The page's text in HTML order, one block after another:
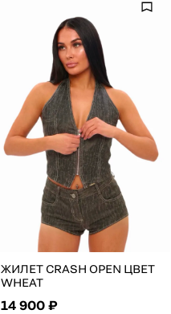
ЖИЛЕТ CRASH OPEN ЦВЕТ
WHEAT
14 900 ₽